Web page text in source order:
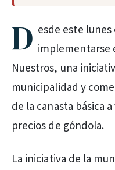
D esde este
implementarse
Nuestros, una
municipalidad y
de la canasta básica
precios de góndola.
La iniciativa de la